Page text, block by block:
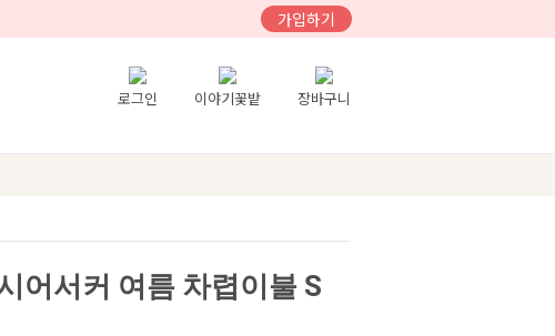
가입하기
로그인 이야기꽃밭 장바구니
어서커 여름 차렵이불 S